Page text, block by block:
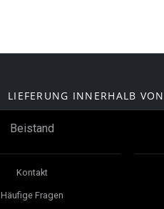
LIEFERUNG INNERHALB
Beistand
Kontakt
Häufige Fragen